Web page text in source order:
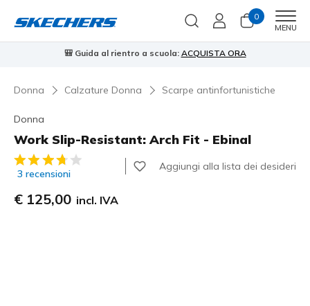
0
MENU
Skechers VIP:reso gratuito entro 45 giorni per i memberi
Donna Calzature Donna Scarpe antinfortunistiche
Donna
Work Slip-Resistant: Arch Fit - Ebinal
Valutazione cliente 4,6 su 5
3 recensioni
Aggiungi alla lista dei desideri
€ 125,00 incl. IVA